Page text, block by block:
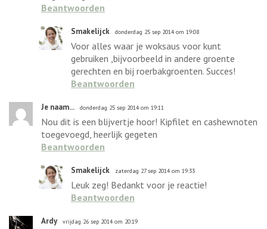
Beantwoorden
Smakelijck donderdag 25 sep 2014 om 19:08
Voor alles waar je woksaus voor kunt
gebruiken ,bijvoorbeeld in andere groente
gerechten en bij roerbakgroenten. Succes!
Beantwoorden
Je naam... donderdag 25 sep 2014 om 19:11
Nou dit is een blijvertje hoor! Kipfilet en cashewnoten
toegevoegd, heerlijk gegeten
Beantwoorden
Smakelijck zaterdag 27 sep 2014 om 19:33
Leuk zeg! Bedankt voor je reactie!
Beantwoorden
Ardy vrijdag 26 sep 2014 om 20:19